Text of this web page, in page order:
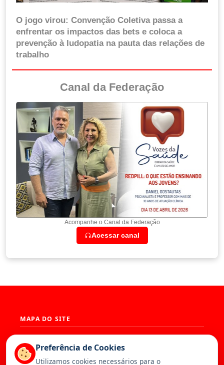
O jogo virou: Convenção Coletiva passa a
enfrentar os impactos das bets e coloca a
prevenção à ludopatia na pauta das relações de
trabalho
Canal da Federação
Acompanhe o Canal da Federação
Acessar canal
MAPA DO SITE
Diretoria
Base Territorial
Estatuto
Artigos
Preferência de Cookies
Utilizamos cookies necessários para o